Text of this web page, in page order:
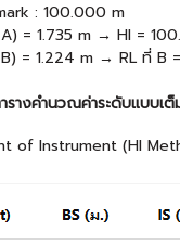
: 100.000 m
= 1.735 m → HI =
= 1.224 m → RL ที่ B
รางคำนวณค่าระดับแบบเต็
of Instrument (HI